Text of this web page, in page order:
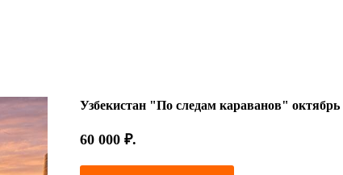
Узбекистан "По следам караванов" октябрь
60 000 ₽.